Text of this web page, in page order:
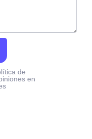
de
en